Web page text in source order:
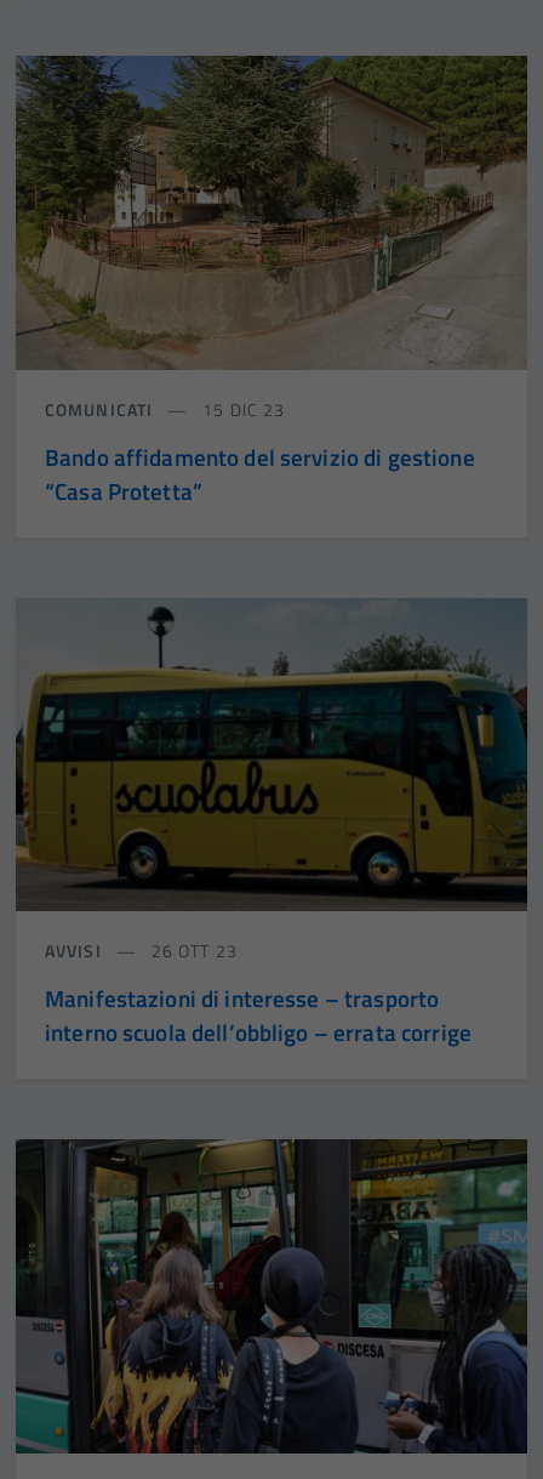
COMUNICATI 15 DIC 23
Bando affidamento del servizio di gestione
“Casa Protetta”
AVVISI 26 OTT 23
Manifestazioni di interesse – trasporto
interno scuola dell’obbligo – errata corrige